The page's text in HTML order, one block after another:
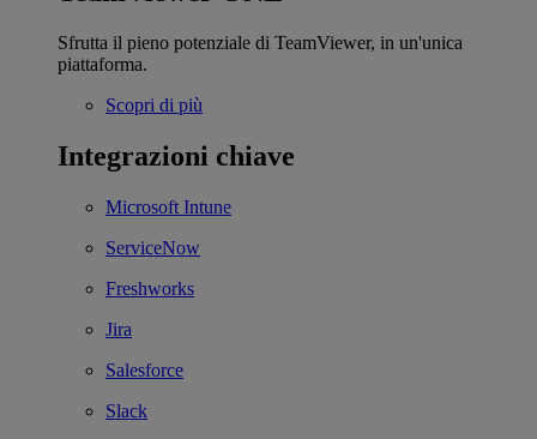
Sfrutta il pieno potenziale di TeamViewer, in un'unica
piattaforma.
Scopri di più
Integrazioni chiave
Microsoft Intune
ServiceNow
Freshworks
Jira
Salesforce
Slack